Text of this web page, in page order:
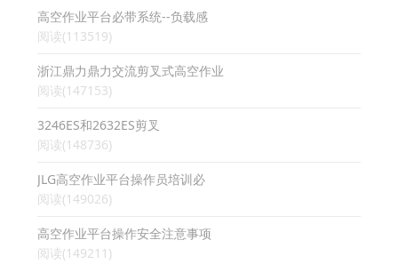
高空作业平台必带系统--负载感
阅读(113519)
浙江鼎力鼎力交流剪叉式高空作业
阅读(147153)
3246ES和2632ES剪叉
阅读(148736)
JLG高空作业平台操作员培训必
阅读(149026)
高空作业平台操作安全注意事项
阅读(149211)